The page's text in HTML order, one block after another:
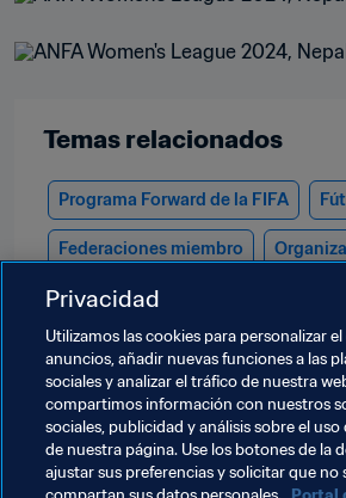
Temas relacionados
Programa Forward de la FIFA
Federaciones miembro
Dominican Republic
Malaysia AFC Indonesia
CONMEBOL Bangladesh
Northern Ireland UEFA
CAF
Privacidad
Utilizamos las cookies para personalizar
anuncios, añadir nuevas funciones a las
sociales y analizar el tráfico de nuestra
compartimos información con nuestros
sociales, publicidad y análisis sobre el
de nuestra página. Use los botones de la
ajustar sus preferencias y solicitar que no